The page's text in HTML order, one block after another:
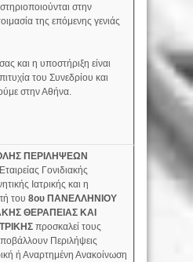
στην
της επόμενης γενιάς
και η υποστήριξη είναι
του Συνεδρίου και
στην Αθήνα.
ΠΕΡΙΛΗΨΕΩΝ
Γονιδιακής
Ιατρικής και η
του 8ου ΠΑΝΕΛΛΗΝΙΟΥ
ΘΕΡΑΠΕΙΑΣ ΚΑΙ
προσκαλεί τους
Περιλήψεις
ή Αναρτημένη Ανακοίνωση